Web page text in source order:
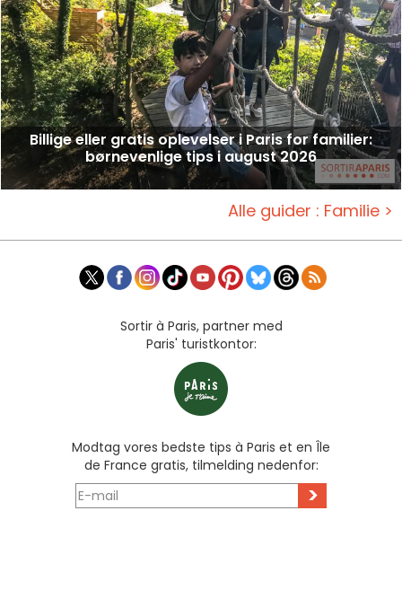
Billige eller gratis oplevelser i Paris for familier:
børnevenlige tips i august 2026
Alle guider : Familie >
Sortir à Paris, partner med
Paris' turistkontor:
Modtag vores bedste tips à Paris et en Île
de France gratis, tilmelding nedenfor:
>